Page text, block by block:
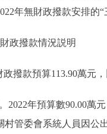
年無財政撥款安排的
政撥款情況説明
款預算113.90萬元，
年預算數90.00萬元
村管委會系統人員因公